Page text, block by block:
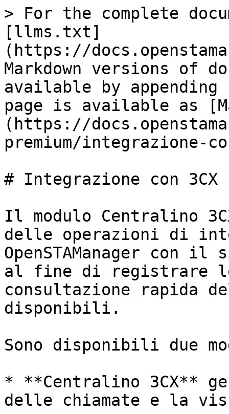
> For the complete
[llms.txt]
(https://
Markdown versions of
available by
page is available as
(https://
premium/integrazione-
# Integrazione con 3CX
Il modulo Centralino
delle operazioni di
OpenSTAManager con
al fine di registrare
consultazione rapida
disponibili.
Sono disponibili due
* **Centralino 3CX**
delle chiamate e la